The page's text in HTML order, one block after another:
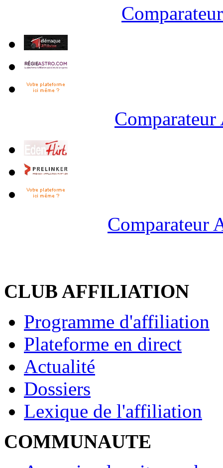
Comparateur
CLUB AFFILIATION
Programme d'affiliation
Plateforme en direct
Actualité
Dossiers
Lexique de l'affiliation
COMMUNAUTE